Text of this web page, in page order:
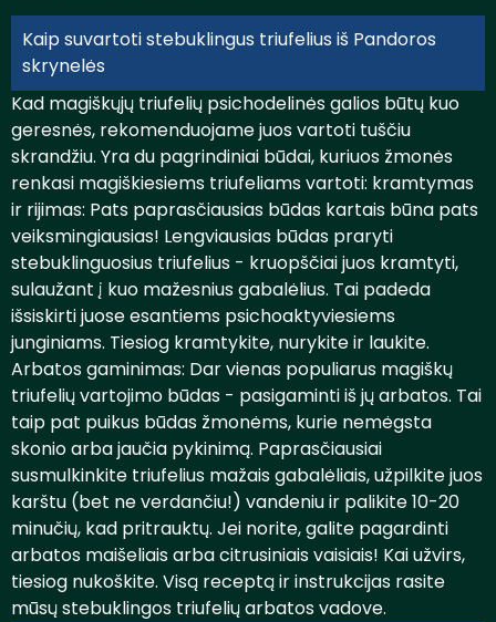
Kaip suvartoti stebuklingus triufelius iš Pandoros
skrynelės
Kad magiškųjų triufelių psichodelinės galios būtų kuo
geresnės, rekomenduojame juos vartoti tuščiu
skrandžiu. Yra du pagrindiniai būdai, kuriuos žmonės
renkasi magiškiesiems triufeliams vartoti: kramtymas
ir rijimas: Pats paprasčiausias būdas kartais būna pats
veiksmingiausias! Lengviausias būdas praryti
stebuklinguosius triufelius - kruopščiai juos kramtyti,
sulaužant į kuo mažesnius gabalėlius. Tai padeda
išsiskirti juose esantiems psichoaktyviesiems
junginiams. Tiesiog kramtykite, nurykite ir laukite.
Arbatos gaminimas: Dar vienas populiarus magiškų
triufelių vartojimo būdas - pasigaminti iš jų arbatos. Tai
taip pat puikus būdas žmonėms, kurie nemėgsta
skonio arba jaučia pykinimą. Paprasčiausiai
susmulkinkite triufelius mažais gabalėliais, užpilkite juos
karštu (bet ne verdančiu!) vandeniu ir palikite 10-20
minučių, kad pritrauktų. Jei norite, galite pagardinti
arbatos maišeliais arba citrusiniais vaisiais! Kai užvirs,
tiesiog nukoškite. Visą receptą ir instrukcijas rasite
mūsų stebuklingos triufelių arbatos vadove.